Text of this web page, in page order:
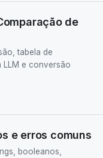
de
tabela de
LLM e conversão
e erros comuns
booleanos,